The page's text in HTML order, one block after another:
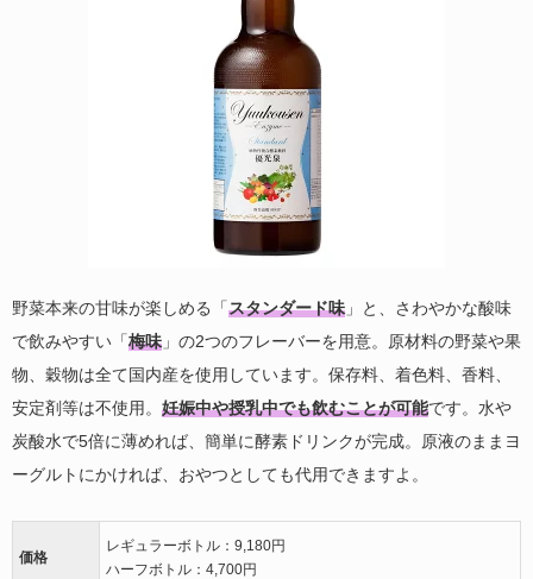
野菜本来の甘味が楽しめる「スタンダード味 」と、さわやかな酸味
で飲みやすい「梅味 」の2つのフレーバーを用意。原材料の野菜や果
物、穀物は全て国内産を使用しています。保存料、着色料、香料、
安定剤等は不使用。 妊娠中や授乳中でも飲むことが可能です。水や
炭酸水で5倍に薄めれば、簡単に酵素ドリンクが完成。原液のままヨ
ーグルトにかければ、おやつとしても代用できますよ。
価格
レギュラーボトル：9,180円
ハーフボトル：4,700円